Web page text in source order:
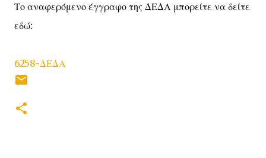
Το αναφερόμενο έγγραφο της ΔΕΔΑ μπορείτε να δείτε
εδώ:
6258-ΔΕΔΑ